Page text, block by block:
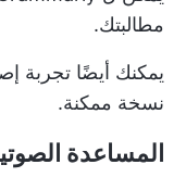
مطالبتك.
يمكنك أيضًا تجربة
نسخة ممكنة.
المساعدة